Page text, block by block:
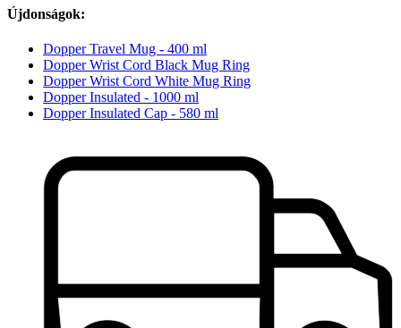
Újdonságok:
Dopper Travel Mug - 400 ml
Dopper Wrist Cord Black Mug Ring
Dopper Wrist Cord White Mug Ring
Dopper Insulated - 1000 ml
Dopper Insulated Cap - 580 ml